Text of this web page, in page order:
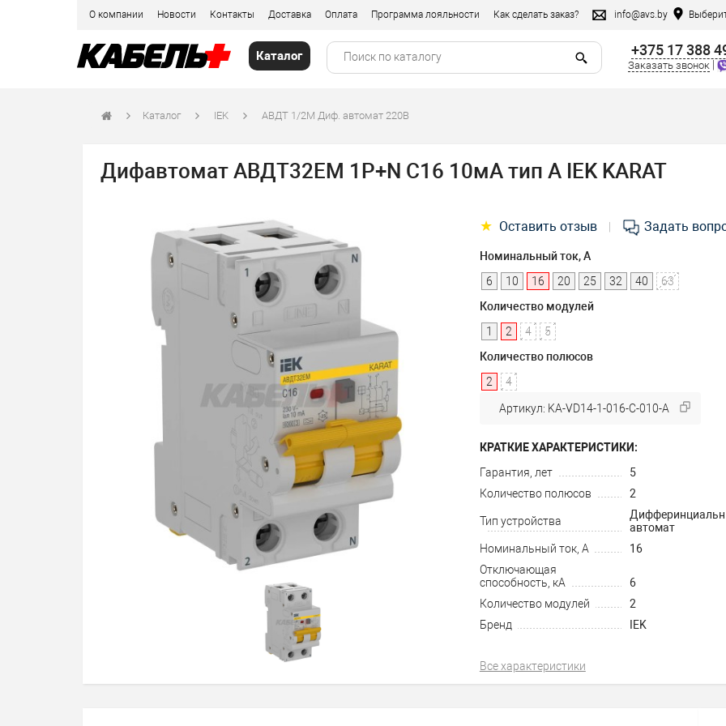
О компании Новости Контакты Доставка Оплата Программа лояльности Как сделать заказ? info@avs.by
Каталог +375 17 388
Заказать звонок
Каталог IEK АВДТ 1/2М Диф. автомат 220В
Дифавтомат АВДТ32EM 1P+N C16 10мА тип A IEK KARAT
★ Оставить отзыв Задать
Номинальный ток, А
6
10 16 20 25 32 40
63
Количество модулей
1
2 4
5
Количество полюсов
2
4
Артикул: KA-VD14-1-016-C-010-A
КРАТКИЕ ХАРАКТЕРИСТИКИ:
Гарантия, лет
5
Количество полюсов
2
Тип устройства
автомат
Номинальный ток, А
16
Отключающая
способность, кА
6
Количество модулей
2
Бренд
IEK
Все характеристики